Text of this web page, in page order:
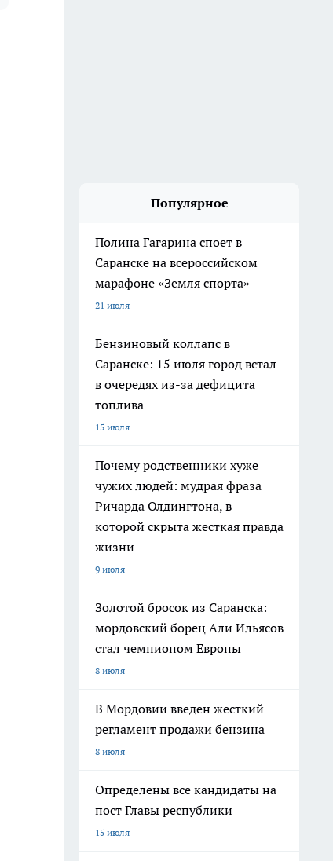
Популярное
Полина Гагарина споет в
Саранске на всероссийском
марафоне «Земля спорта»
21 июля
Бензиновый коллапс в
Саранске: 15 июля город встал
в очередях из-за дефицита
топлива
15 июля
Почему родственники хуже
чужих людей: мудрая фраза
Ричарда Олдингтона, в
которой скрыта жесткая правда
жизни
9 июля
Золотой бросок из Саранска:
мордовский борец Али Ильясов
стал чемпионом Европы
8 июля
В Мордовии введен жесткий
регламент продажи бензина
8 июля
Определены все кандидаты на
пост Главы республики
15 июля